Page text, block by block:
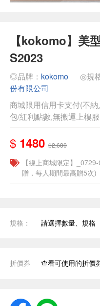
【kokomo】美
S2023
◎品牌： kokomo ◎規
份有限公司
商城限用信用卡支付(不
包/紅利點數,無搬運上樓
$ 1480 $2,680
【線上商城限定】
贈，每人期間最高贈5次)
規格： 請選擇數量、規格
折價券 查看可使用的折價